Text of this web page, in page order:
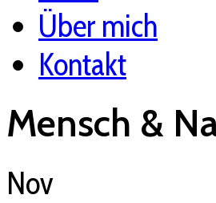
Über mich
Kontakt
Mensch &
Nov